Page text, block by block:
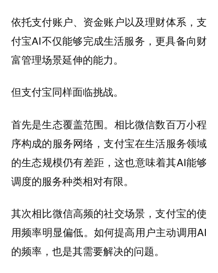
依托支付账户、资金账户以及理财体系，支
付宝AI不仅能够完成生活服务，更具备向财
富管理场景延伸的能力。
但支付宝同样面临挑战。
首先是生态覆盖范围。 相比微信数百万小程
序构成的服务网络，支付宝在生活服务领域
的生态规模仍有差距，这也意味着其AI能够
调度的服务种类相对有限。
其次相比微信高频的社交场景，支付宝的使
用频率明显偏低。 如何提高用户主动调用AI
的频率，也是其需要解决的问题。